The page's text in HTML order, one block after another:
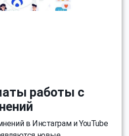
работы с
в Инстаграм и YouTube